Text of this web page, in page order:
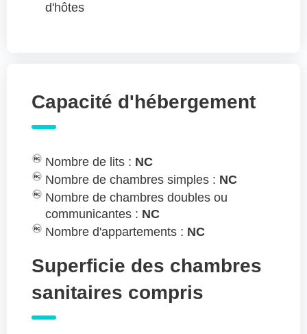
d'hôtes
Capacité d'hébergement
Nombre de lits : NC
Nombre de chambres simples : NC
Nombre de chambres doubles ou
communicantes : NC
Nombre d'appartements : NC
Superficie des chambres
sanitaires compris